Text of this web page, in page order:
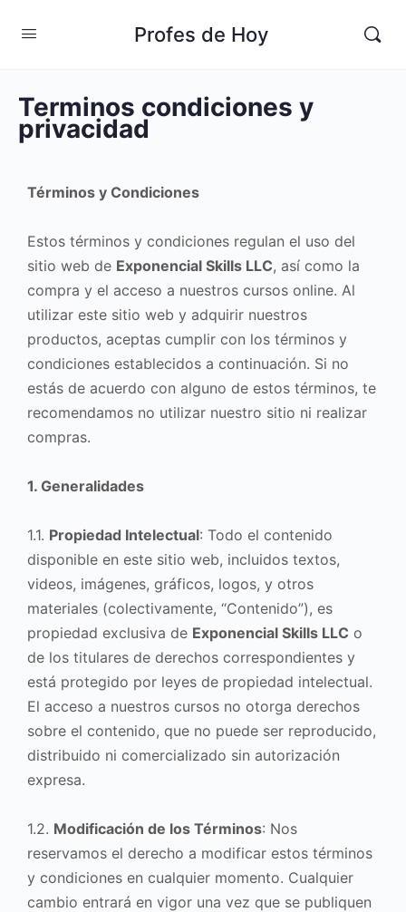
Profes de Hoy
Terminos condiciones y
privacidad
Términos y Condiciones
Estos términos y condiciones regulan el uso del
sitio web de Exponencial Skills LLC, así como la
compra y el acceso a nuestros cursos online. Al
utilizar este sitio web y adquirir nuestros
productos, aceptas cumplir con los términos y
condiciones establecidos a continuación. Si no
estás de acuerdo con alguno de estos términos, te
recomendamos no utilizar nuestro sitio ni realizar
compras.
1. Generalidades
1.1. Propiedad Intelectual: Todo el contenido
disponible en este sitio web, incluidos textos,
videos, imágenes, gráficos, logos, y otros
materiales (colectivamente, “Contenido”), es
propiedad exclusiva de Exponencial Skills LLC o
de los titulares de derechos correspondientes y
está protegido por leyes de propiedad intelectual.
El acceso a nuestros cursos no otorga derechos
sobre el contenido, que no puede ser reproducido,
distribuido ni comercializado sin autorización
expresa.
1.2. Modificación de los Términos: Nos
reservamos el derecho a modificar estos términos
y condiciones en cualquier momento. Cualquier
cambio entrará en vigor una vez que se publiquen